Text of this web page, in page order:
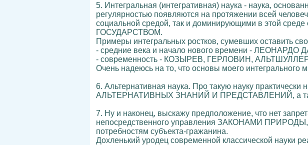
5. Интегральная (интегративная) наука - наука,
регулярностью появляются на протяжении всей
социальной средой, так и доминирующими в этой
ГОСУДАРСТВОМ.
Примеры интегральных ростков, сумевших оставить
- средние века и начало нового времени -
- современность - КОЗЫРЕВ, ГЕРЛОВИН,
Очень надеюсь на то, что основы моего
6. Альтернативная наука. Про такую науку
АЛЬТЕРНАТИВНЫХ ЗНАНИЙ И ПРЕДСТАВЛЕНИЙ, а
7. Ну и наконец, выскажу предположение, что нет
непосредственного управления ЗАКОНАМИ ПРИРОДЫ,
потребностям субъекта-гражанина.
Дохленький уродец современной классической науки